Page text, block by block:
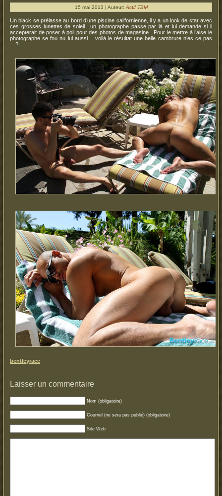
15 mai 2013 | Auteur: Actif TBM
Un black se prélasse au bord d’une piscine californienne, il y a un look de star avec
ces grosses lunettes de soleil ..un photographe passe par là et lui demande si il
accepterait de poser à poil pour des photos de magasine . Pour le mettre à l’aise le
photographe se fou nu lui aussi …voilà le résultat une belle cambrure n’es ce pas
…?
bentleyrace
Laisser un commentaire
Nom (obligatoire)
Courriel (ne sera pas publié) (obligatoire)
Site Web